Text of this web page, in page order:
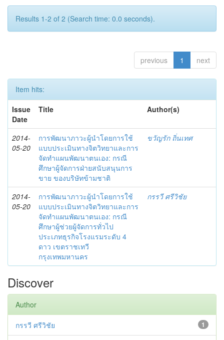
Results 1-2 of 2 (Search time: 0.0 seconds).
previous 1 next
Item hits:
Issue
Date
Title Author(s)
2014-
05-20
การพัฒนาภาวะผู้นำโดยการใช้
แบบประเมินทางจิตวิทยาและการ
จัดทำแผนพัฒนาตนเอง: กรณี
ศึกษาผู้จัดการฝ่ายสนับสนุนการ
ขาย ของบริษัทข้ามชาติ
ขวัญรัก ถิ่นเทศ
2014-
05-20
การพัฒนาภาวะผู้นำโดยการใช้
แบบประเมินทางจิตวิทยาและการ
จัดทำแผนพัฒนาตนเอง: กรณี
ศึกษาผู้ช่วยผู้จัดการทั่วไป
ประเภทธุรกิจโรงแรมระดับ 4
ดาว เขตราชเทวี
กรุงเทพมหานคร
กรรวี ศรีวิชัย
Discover
Author
1
กรรวี ศรีวิชัย